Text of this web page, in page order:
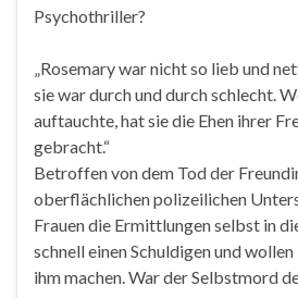
Psychothriller?
„Rosemary war nicht so lieb und
sie war durch und durch schlecht.
auftauchte, hat sie die Ehen ihrer
gebracht.“
Betroffen von dem Tod der
oberflächlichen polizeilichen
Frauen die Ermittlungen selbst in
schnell einen Schuldigen und
ihm machen. War der Selbstmord